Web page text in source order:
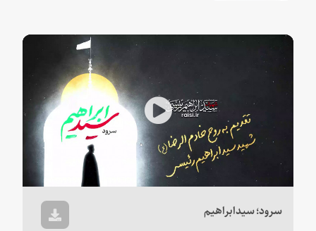
Play
Video
سرود؛ سیدابراهیم